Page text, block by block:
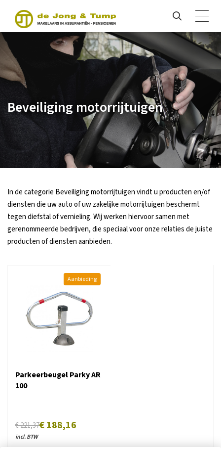
Beveiliging motorrijtuigen
In de categorie Beveiliging motorrijtuigen vindt u producten en/of
diensten die uw auto of uw zakelijke motorrijtuigen beschermt
tegen diefstal of vernieling. Wij werken hiervoor samen met
gerenommeerde bedrijven, die speciaal voor onze relaties de juiste
producten of diensten aanbieden.
Aanbieding
Parkeerbeugel Parky AR
100
€ 221,37€ 188,16
incl. BTW